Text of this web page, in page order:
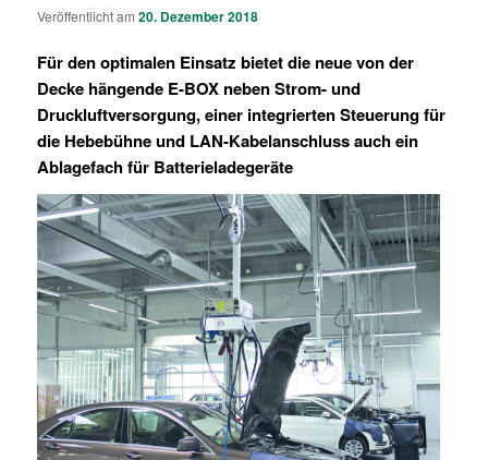
Veröffentlicht am20. Dezember 2018
Für den optimalen Einsatz bietet die neue von der
Decke hängende E-BOX neben Strom- und
Druckluftversorgung, einer integrierten Steuerung für
die Hebebühne und LAN-Kabelanschluss auch ein
Ablagefach für Batterieladegeräte